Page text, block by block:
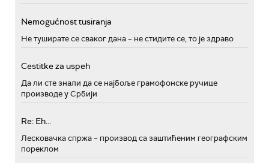
Nemogućnost tusiranja
Не туширате се сваког дана – не стидите се, то је здраво
Cestitke za uspeh
Да ли сте знали да се најбоље грамофонске ручице
производе у Србији
Re: Eh...
Лесковачка спржа – производ са заштићеним географским
пореклом